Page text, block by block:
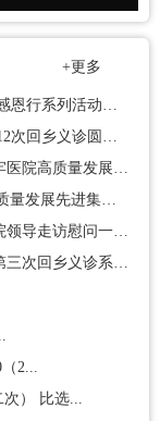
+更多
医心向党 情暖水乡｜南京医疗专家回乡义诊感恩行系列活动圆满举行
医心报桑梓 仁术惠乡亲｜上海兴化籍专家第12次回乡义诊圆满落幕
兴化市人民医院开展安全生产专题调研，筑牢医院高质量发展安全防线
喜报 | 兴化市人民医院急诊科荣获“泰州市高质量发展先进集体”称号
关爱护士队伍，守护人民健康——市领导与院领导走访慰问一线护理人员
丹心映乡，情系桑梓｜王存玉院士专家团队第三次回乡义诊系列活动圆满举行
2...
次） 比选...